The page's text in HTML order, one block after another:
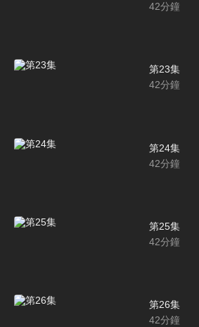
42分鐘
第23集
42分鐘
第24集
42分鐘
第25集
42分鐘
第26集
42分鐘